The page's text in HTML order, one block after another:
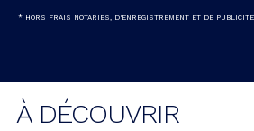
* HORS FRAIS NOTARIÉS, D'ENREGISTREMENT ET DE
À DÉCOUVRIR